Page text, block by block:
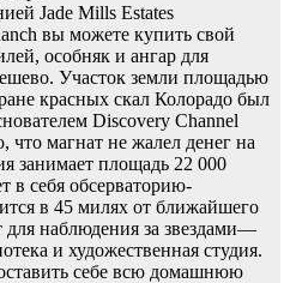
Jade Mills Estates
вы можете купить свой
особняк и ангар для
Участок земли площадью
красных скал Колорадо был
Discovery Channel
магнат не жалел денег на
занимает площадь 22 000
в себя обсерваторию-
в 45 милях от ближайшего
для наблюдения за звездами—
и художественная студия.
себе всю домашнюю